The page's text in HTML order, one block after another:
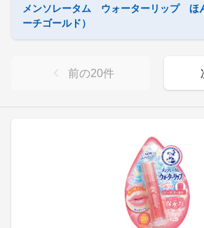
メンソレータム ウォーターリップ ほ
ーチゴールド）
前の20件